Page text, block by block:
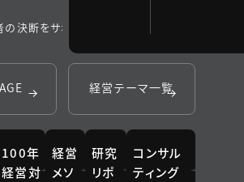
決断をサポートするメディア
経営テーマ一覧
100年
経営対
経営
メソ
研究
リポ
コンサル
ティング